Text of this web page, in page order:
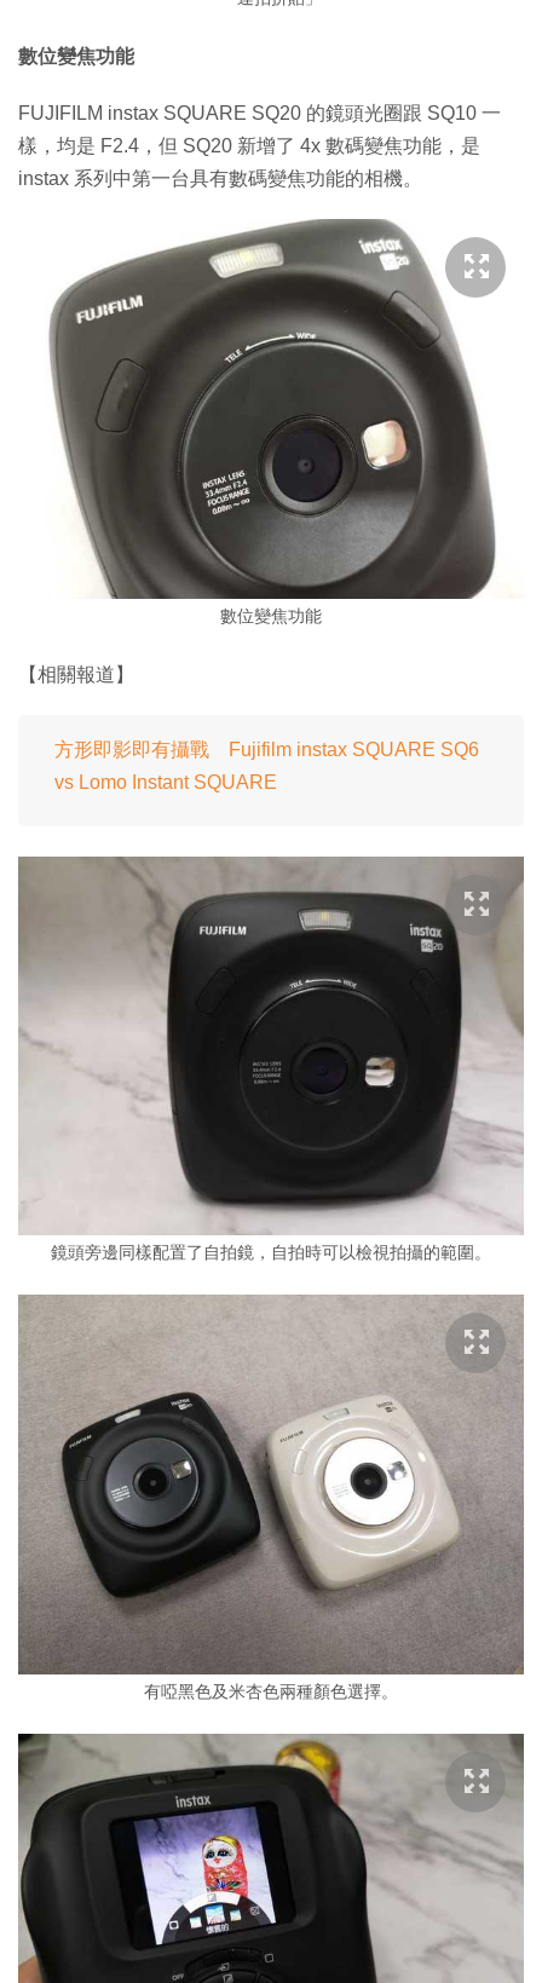
數位變焦功能
FUJIFILM instax SQUARE SQ20 的鏡頭光圈跟 SQ10 一
樣，均是 F2.4，但 SQ20 新增了 4x 數碼變焦功能，是
instax 系列中第一台具有數碼變焦功能的相機。
數位變焦功能
【相關報道】
方形即影即有攝戰 Fujifilm instax SQUARE SQ6
vs Lomo Instant SQUARE
鏡頭旁邊同樣配置了自拍鏡，自拍時可以檢視拍攝的範圍。
有啞黑色及米杏色兩種顏色選擇。